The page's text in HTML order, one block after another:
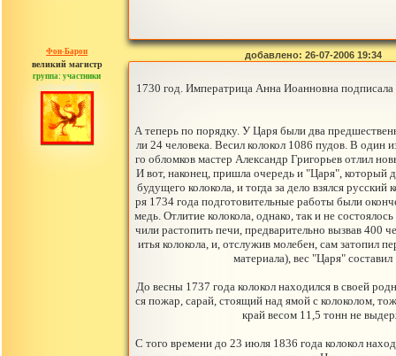
Фон-Барон
великий магистр
группа: участники
сообщений: 3391
добавлено: 26-07-2006 19:34
1730 год. Императрица Анна Иоанновна подписала
А теперь по порядку. У Царя были два
ли 24 человека. Весил колокол 1086 пудов. В один
го обломков мастер Александр Григорьев отлил
И вот, наконец, пришла очередь и "Царя", который
будущего колокола, и тогда за дело взялся
ря 1734 года подготовительные работы были
медь. Отлитие колокола, однако, так и не
чили растопить печи, предварительно вызвав
итья колокола, и, отслужив молебен, сам затопил
материала), вес "Царя"
До весны 1737 года колокол находился в своей
ся пожар, сарай, стоящий над ямой с колоколом,
край весом 11,5 тонн не
С того времени до 23 июля 1836 года колокол